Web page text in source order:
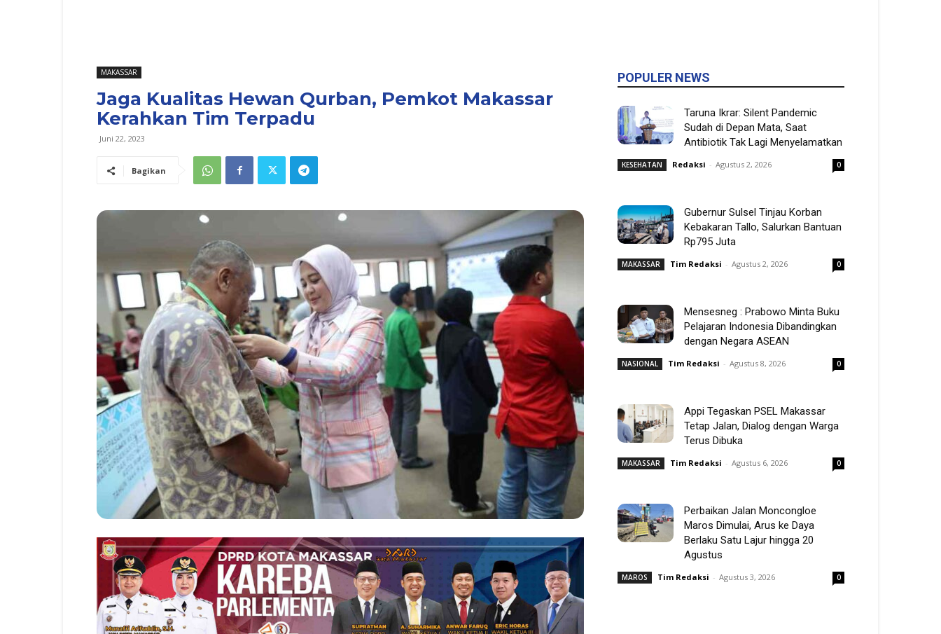
MAKASSAR
Jaga Kualitas Hewan Qurban, Pemkot Makassar
Kerahkan Tim Terpadu
Juni 22, 2023
Bagikan
POPULER NEWS
Taruna Ikrar: Silent Pandemic
Sudah di Depan Mata, Saat
Antibiotik Tak Lagi Menyelamatkan
KESEHATAN Redaksi - Agustus 2, 2026 0
Gubernur Sulsel Tinjau Korban
Kebakaran Tallo, Salurkan Bantuan
Rp795 Juta
MAKASSAR Tim Redaksi - Agustus 2, 2026 0
Mensesneg : Prabowo Minta Buku
Pelajaran Indonesia Dibandingkan
dengan Negara ASEAN
NASIONAL Tim Redaksi - Agustus 8, 2026 0
Appi Tegaskan PSEL Makassar
Tetap Jalan, Dialog dengan Warga
Terus Dibuka
MAKASSAR Tim Redaksi - Agustus 6, 2026 0
Perbaikan Jalan Moncongloe
Maros Dimulai, Arus ke Daya
Berlaku Satu Lajur hingga 20
Agustus
MAROS Tim Redaksi - Agustus 3, 2026 0